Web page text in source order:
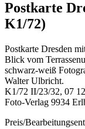
Postkarte
K1/72)
Postkarte Dresden
Blick vom
schwarz-weiß
Walter Ulbricht.
K1/72 II/23/32, 07
Foto-Verlag 9934
Preis/